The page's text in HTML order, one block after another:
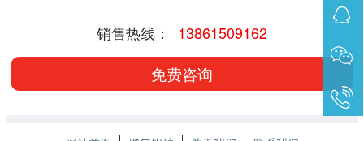
销售热线： 13861509162
免费咨询